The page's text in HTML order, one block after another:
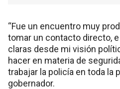
“Fue un encuentro muy
tomar un contacto directo,
claras desde mi visión
hacer en materia de
trabajar la policía en toda la
gobernador.